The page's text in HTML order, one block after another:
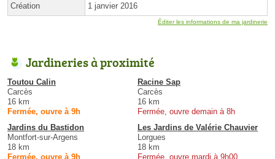
Création 1 janvier 2016
Éditer les informations de ma jardinerie
Jardineries à proximité
Toutou Calin
Carcès
16 km
Fermée, ouvre à 9h
Racine Sap
Carcès
16 km
Fermée, ouvre demain à 8h
Jardins du Bastidon
Montfort-sur-Argens
18 km
Fermée, ouvre à 9h
Les Jardins de Valérie Chauvier
Lorgues
18 km
Fermée, ouvre mardi à 9h00